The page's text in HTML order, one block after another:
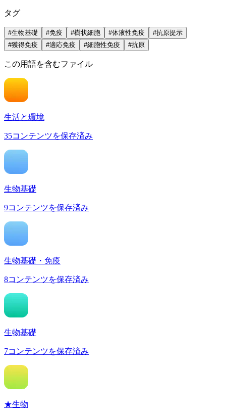
タグ
#生物基礎 #免疫 #樹状細胞 #体液性免疫 #抗原提示
#獲得免疫 #適応免疫 #細胞性免疫 #抗原
この用語を含むファイル
生活と環境
35コンテンツを保存済み
生物基礎
9コンテンツを保存済み
生物基礎・免疫
8コンテンツを保存済み
生物基礎
7コンテンツを保存済み
★生物